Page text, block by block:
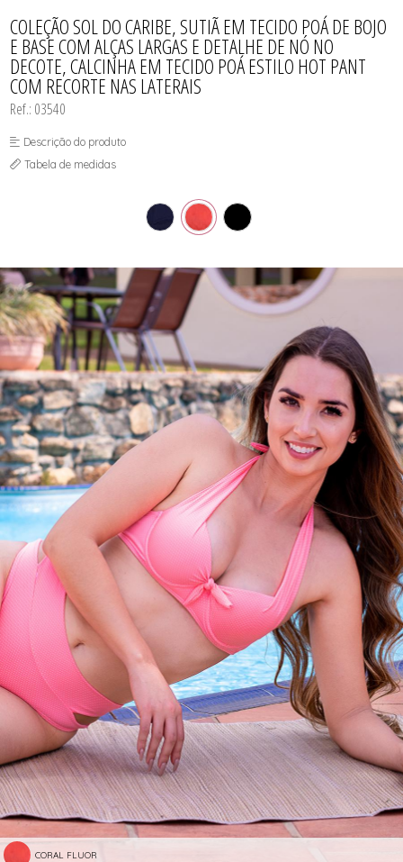
CONJUNTO
CONJUNTO BIQUÍNI
MAIÔ
PIJAMA DE VERÃO
ROBE
TOP
COLEÇÃO SOL DO CARIBE, SUTIÃ EM TECIDO POÁ DE BOJO
E BASE COM ALÇAS LARGAS E DETALHE DE NÓ NO
DECOTE, CALCINHA EM TECIDO POÁ ESTILO HOT PANT
COM RECORTE NAS LATERAIS
Ref.: 03540
Descrição do produto
Tabela de medidas
CORAL FLUOR